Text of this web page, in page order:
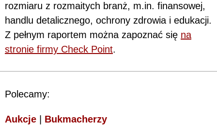
rozmiaru z rozmaitych branż, m.in. finansowej,
handlu detalicznego, ochrony zdrowia i edukacji.
Z pełnym raportem można zapoznać się na
stronie firmy Check Point.
Polecamy:
Aukcje Bukmacherzy